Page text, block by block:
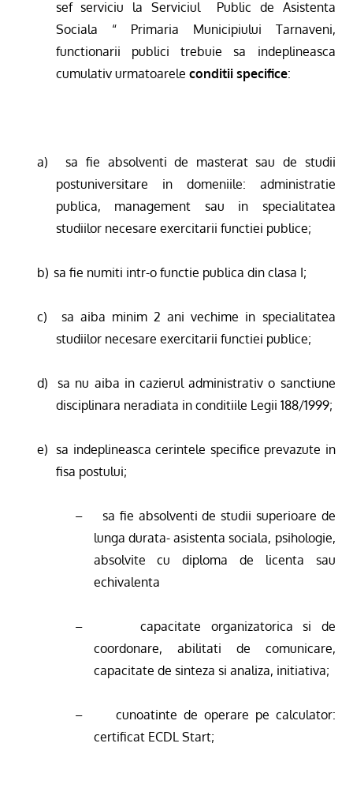
sef serviciu la Serviciul Public de Asistenta
Sociala
“ Primaria Municipiului Tarnaveni,
functionarii publici trebuie sa indeplineasca
cumulativ urmatoarele conditii specifice:
a)
sa fie absolventi de masterat sau de studii
postuniversitare in domeniile: administratie
publica, management sau in specialitatea
studiilor necesare exercitarii functiei publice;
b) sa fie numiti intr-o functie publica din clasa I;
c)
sa aiba minim 2 ani vechime in specialitatea
studiilor necesare exercitarii functiei publice;
d)
sa nu aiba in cazierul administrativ o sanctiune
disciplinara neradiata in conditiile Legii 188/1999;
e) sa indeplineasca cerintele specifice prevazute in
fisa postului;
–
sa fie absolventi de studii superioare de
lunga durata- asistenta sociala, psihologie,
absolvite cu diploma de licenta sau
echivalenta
–
capacitate organizatorica si de
coordonare, abilitati de comunicare,
capacitate de sinteza si analiza, initiativa;
–
cunoatinte de operare pe calculator:
certificat ECDL Start;